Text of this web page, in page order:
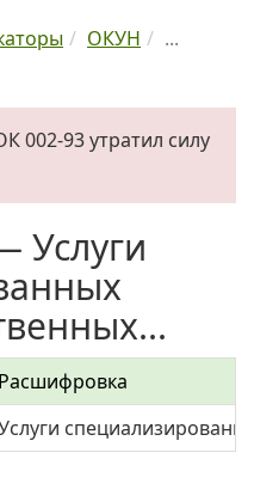
ОКУН
...
002-93 утратил силу
Услуги
Расшифровка